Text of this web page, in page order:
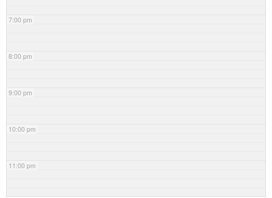
7:00 pm
8:00 pm
9:00 pm
10:00 pm
11:00 pm